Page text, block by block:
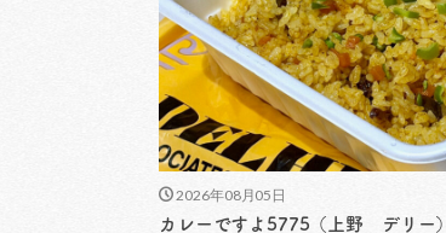
2026年08月05日
カレーですよ5775（上野 デリー